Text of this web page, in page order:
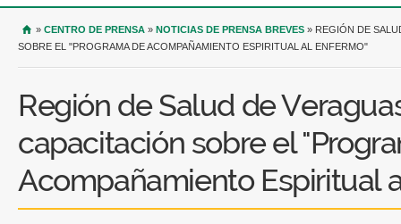
USTED SE ENCUENTRA AQUÍ
» CENTRO DE PRENSA » NOTICIAS DE PRENSA BREVES » REGIÓN DE
SOBRE EL "PROGRAMA DE ACOMPAÑAMIENTO ESPIRITUAL AL ENFERMO"
Región de Salud de
capacitación sobre el
Acompañamiento Espiritual